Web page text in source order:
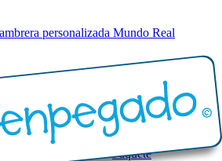
personalizada Mundo Real
nombre básica
etiquetas Paquete